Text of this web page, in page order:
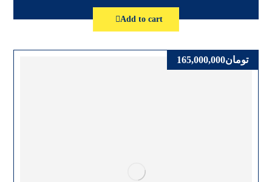
Add to cart
تومان165,000,000